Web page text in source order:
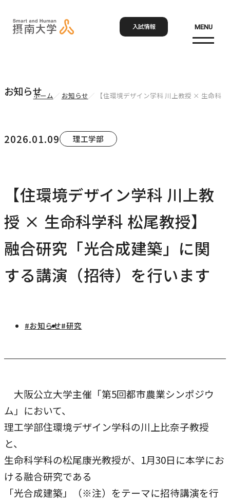
MENU
入試情報
大学概要トップ
大学紹介
学びの特色
キャンパス・施設紹介
交通アクセス
点検・評価
学部・大学院
学部・大学院トップ
学部
経営学部
理工学部
薬学部
農学部
研究
学生生活
証明書発行、手続き
課外活動
ボランティア
インターンシップ
就職支援独自プログラム
資格取得サポート
採用ご担当の方へ
在学生の方へ
留学プログラム
危機管理対応
本学への短期留学生に対する支援
海外協定校
ホーム お知らせ 【住環境デザイン学科 川上教授 × 生命科
お知らせ
2026.01.09 理工学部
【住環境デザイン学科 川上教
授 × 生命科学科 松尾教授】
融合研究「光合成建築」に関
する講演（招待）を行います
#お知らせ#研究
大阪公立大学主催「第5回都市農業シンポジウ
ム」において、
理工学部住環境デザイン学科の川上比奈子教授
と、
生命科学科の松尾康光教授が、1月30日に本学にお
ける融合研究である
「光合成建築」（※注）をテーマに招待講演を行